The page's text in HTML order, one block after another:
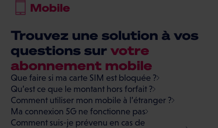
Mobile
Trouvez une solution à vos
questions survotre
abonnement mobile
Que faire si ma carte SIM est bloquée ?
Qu’est ce que le montant hors forfait ?
Comment utiliser mon mobile à l’étranger ?
Ma connexion 5G ne fonctionne pas
Comment suis-je prévenu en cas de